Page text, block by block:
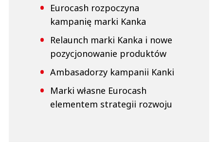
Eurocash rozpoczyna
kampanię marki Kanka
Relaunch marki Kanka i nowe
pozycjonowanie produktów
Ambasadorzy kampanii Kanki
Marki własne Eurocash
elementem strategii rozwoju